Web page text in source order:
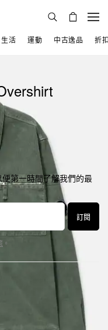
生活 運動 中古逸品 折
第一時間了解我們的最
訂閱
。